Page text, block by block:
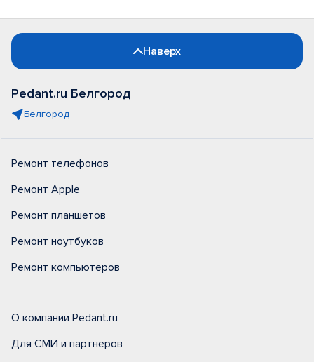
Наверх
Pedant.ru Белгород
Белгород
Ремонт телефонов
Ремонт Apple
Ремонт планшетов
Ремонт ноутбуков
Ремонт компьютеров
О компании Pedant.ru
Для СМИ и партнеров